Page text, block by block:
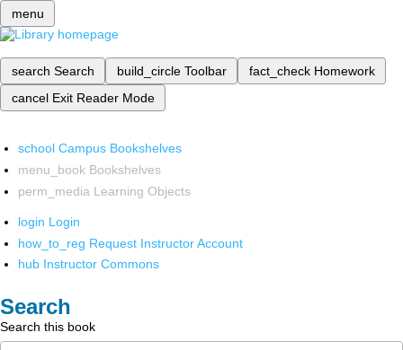
menu
search Search build_circle Toolbar fact_check Homework
cancel Exit Reader Mode
school Campus Bookshelves
menu_book Bookshelves
perm_media Learning Objects
login Login
how_to_reg Request Instructor Account
hub Instructor Commons
Search
Search this book